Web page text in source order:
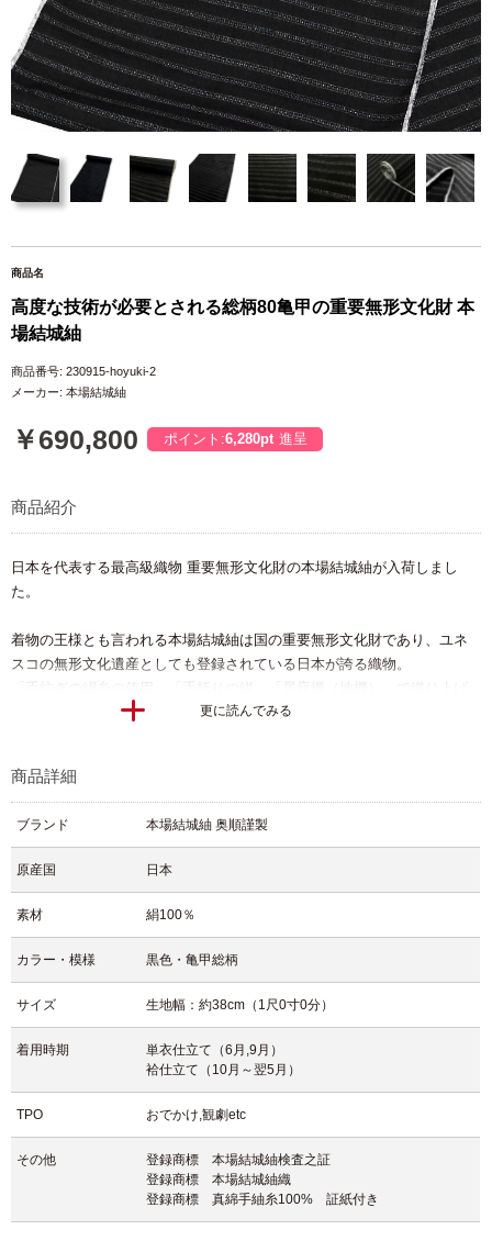
商品名
高度な技術が必要とされる総柄80亀甲の重要無形文化財 本
場結城紬
商品番号: 230915-hoyuki-2
メーカー: 本場結城紬
￥690,800 ポイント:6,280pt 進呈
商品紹介
日本を代表する最高級織物 重要無形文化財の本場結城紬が入荷しまし
た。
着物の王様とも言われる本場結城紬は国の重要無形文化財であり、ユネ
スコの無形文化遺産としても登録されている日本が誇る織物。
「手紡ぎの絹糸の使用」「手括りの絣」「居座機（地機）」で織り上げ
るという3つの要件を満たしたものでないと重要無形文化財に認定されま
日本最古の歴史のある織物で着物愛好家の方たちからも一枚は持ってお
本場結城紬となります。
本場結城紬は最高峰の技術で織り上げられた織物であり、その絹地はと
デザインは黒地に横縞模様のシンプルな仕上がりで本場結城紬ならでは
の生地の風合いが着姿に高級感と美しさを与えてくれます。
柄ゆきもシンプルで飽きがなく長年、楽しんで頂ける一枚になるでしょ
う。
母から娘へ代々受け継いでもらえれば嬉しいです。
【文章 住谷】
更に読んでみる
商品詳細
ブランド 本場結城紬 奥順謹製
原産国 日本
素材 絹100％
カラー・模様 黒色・亀甲総柄
サイズ 生地幅：約38cm（1尺0寸0分）
着用時期
単衣仕立て（6月,9月）
袷仕立て（10月～翌5月）
TPO おでかけ,観劇etc
その他
登録商標 本場結城紬検査之証
登録商標 本場結城紬織
登録商標 真綿手紬糸100% 証紙付き